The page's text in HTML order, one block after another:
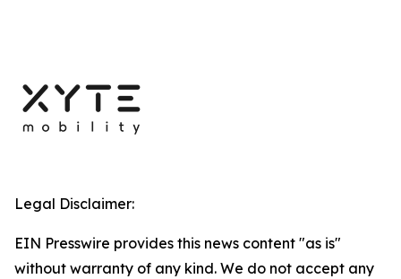
Legal Disclaimer:
EIN Presswire provides this news content "as is"
without warranty of any kind. We do not accept any